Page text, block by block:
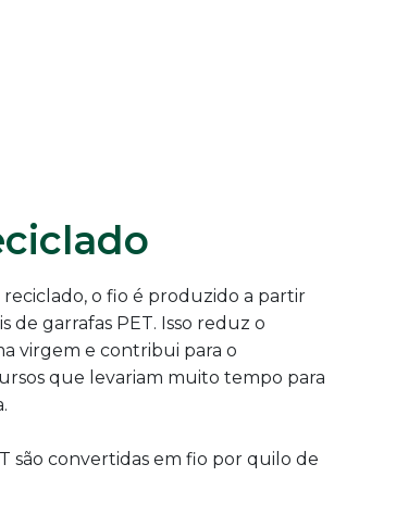
o fio é produzido a partir
de garrafas PET. Isso reduz o
virgem e contribui para o
que levariam muito tempo para
são convertidas em fio por quilo de